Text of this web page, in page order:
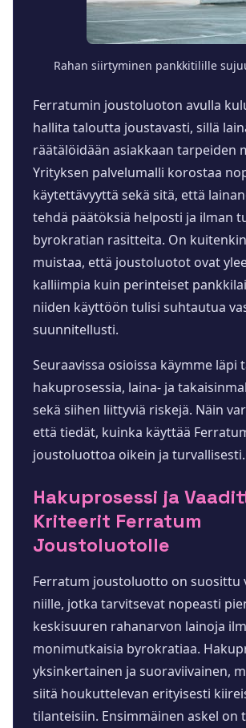
Rahan siirtyminen pankkitilille
Ferratumin joustoluoton avulla
hallita taloutta joustavasti, sillä
räätälöidään asiakkaan tarpeiden
Yrityksen palvelumalli korostaa
käytettävyyttä sekä sitä, että
tehdä päätöksiä helposti ja ilman
byrokratian rasitteita. On
muistaa, että joustoluotot ovat
kalliimpia kuin perinteiset
niiden käyttöön tulisi suhtautua
suunnitellusti.
Seuraavissa osioissa käymme läpi
hakuprosessia, laina- ja
sekä siihen liittyviä riskejä. Näin
että tiedät, kuinka käyttää
joustoluottoa oikein ja turvallisesti.
Hakuprosessi ja
Kriteerit Ferratum
Joustoluotolle
Ferratum joustoluotto on suosittu
niille, jotka tarvitsevat nopeasti
keskisuuren rahanarvon lainoja
monimutkaisia byrokratiaa.
yksinkertainen ja suoraviivainen,
siitä houkuttelevan erityisesti
tilanteisiin. Ensimmäinen askel on